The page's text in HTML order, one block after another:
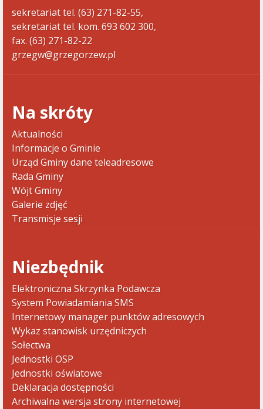
sekretariat tel. (63) 271-82-55,
sekretariat tel. kom. 693 602 300,
fax. (63) 271-82-22
grzegw@grzegorzew.pl
Na skróty
Aktualności
Informacje o Gminie
Urząd Gminy dane teleadresowe
Rada Gminy
Wójt Gminy
Galerie zdjęć
Transmisje sesji
Niezbędnik
Elektroniczna Skrzynka Podawcza
System Powiadamiania SMS
Internetowy manager punktów adresowych
Wykaz stanowisk urzędniczych
Sołectwa
Jednostki OSP
Jednostki oświatowe
Deklaracja dostępności
Archiwalna wersja strony internetowej